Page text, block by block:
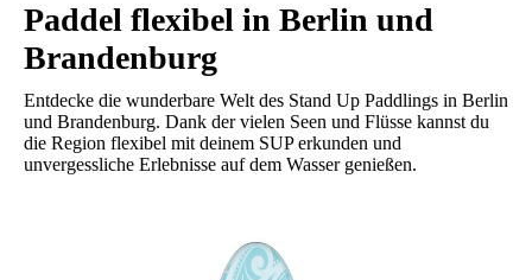
Paddel flexibel in Berlin und
Brandenburg
Entdecke die wunderbare Welt des Stand Up Paddlings in Berlin
und Brandenburg. Dank der vielen Seen und Flüsse kannst du
die Region flexibel mit deinem SUP erkunden und
unvergessliche Erlebnisse auf dem Wasser genießen.